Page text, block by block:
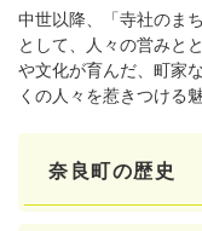
中世以降、「寺社のま
として、人々の営みと
や文化が育んだ、町家
くの人々を惹きつける
奈良町の歴史